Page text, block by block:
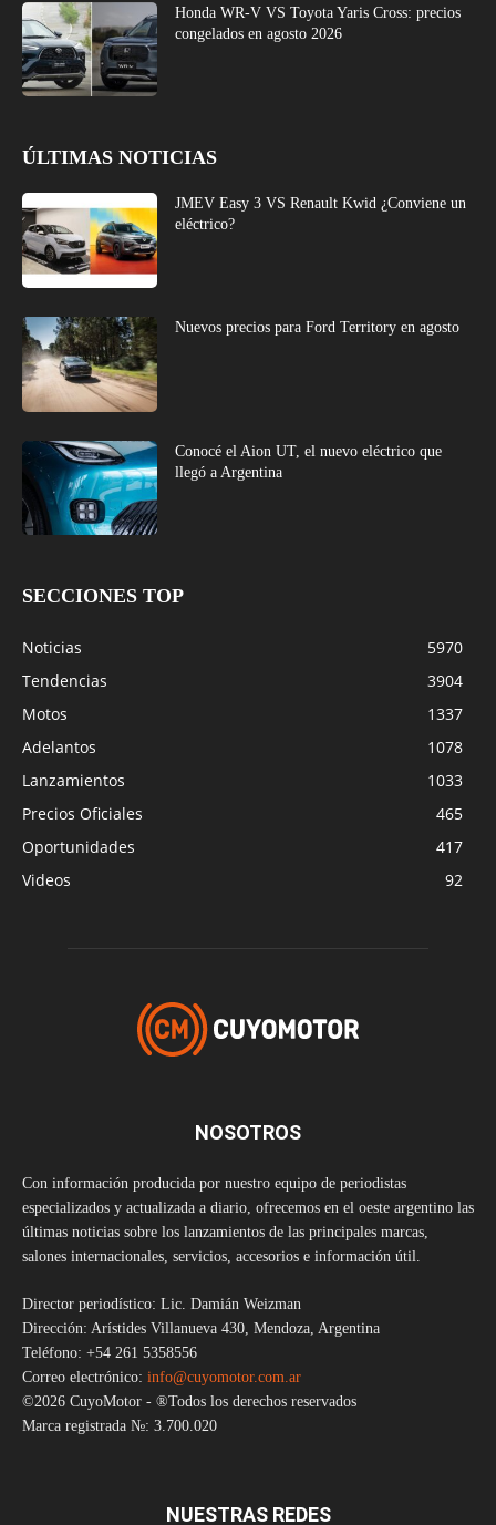
Honda WR-V VS Toyota Yaris Cross: precios
congelados en agosto 2026
ÚLTIMAS NOTICIAS
JMEV Easy 3 VS Renault Kwid ¿Conviene un
eléctrico?
Nuevos precios para Ford Territory en agosto
Conocé el Aion UT, el nuevo eléctrico que
llegó a Argentina
SECCIONES TOP
Noticias
5970
Tendencias
3904
Motos
1337
Adelantos
1078
Lanzamientos
1033
Precios Oficiales
465
Oportunidades
417
Videos
92
NOSOTROS
Con información producida por nuestro equipo de periodistas
especializados y actualizada a diario, ofrecemos en el oeste argentino las
últimas noticias sobre los lanzamientos de las principales marcas,
salones internacionales, servicios, accesorios e información útil.
Director periodístico: Lic. Damián Weizman
Dirección: Arístides Villanueva 430, Mendoza, Argentina
Teléfono: +54 261 5358556
Correo electrónico: info@cuyomotor.com.ar
©2026 CuyoMotor - ®Todos los derechos reservados
Marca registrada №: 3.700.020
NUESTRAS REDES